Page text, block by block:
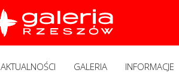
AKTUALNOŚCI GALERIA INFORMACJE